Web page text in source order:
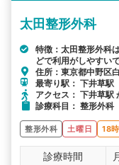
太田整形外科
特徴：太田整形外科
どで利用がしやすいで
住所：東京都中野区
最寄り駅： 下井草
アクセス： 下井草駅
診療科目： 整形外科
整形外科 土曜日 18
診療時間